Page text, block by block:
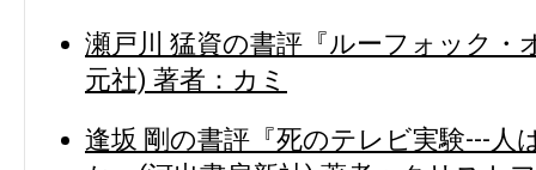
瀬戸川 猛資の書評『ルーフォック・
元社) 著者：カミ
逢坂 剛の書評『死のテレビ実験---人